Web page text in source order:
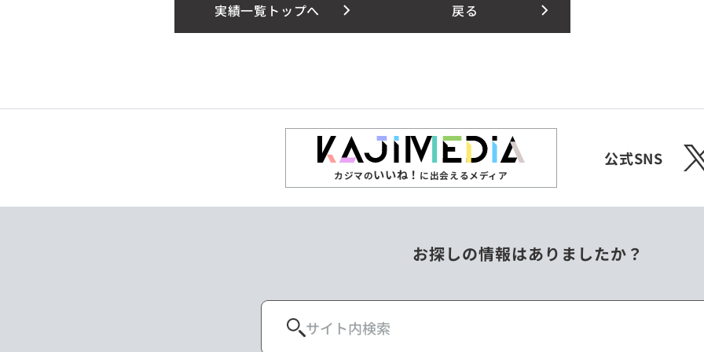
実績一覧トップへ 戻る
カジマのいいね！ に出会えるメディア
公式SNS X
お探しの情報はありましたか？